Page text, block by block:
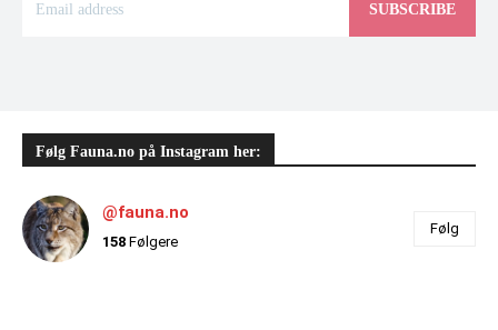
SUBSCRIBE
Følg Fauna.no på Instagram her:
@fauna.no
158 Følgere
Følg